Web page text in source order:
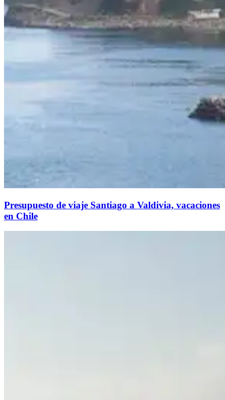
Presupuesto de viaje Santiago a Valdivia, vacaciones
en Chile